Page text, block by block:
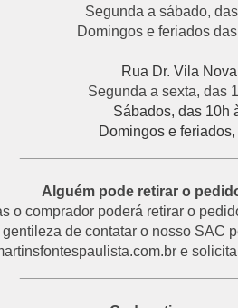
Segunda a sábado,
Domingos e feriados
Rua Dr. Vila
Segunda a sexta, das
Sábados, das 10h
Domingos e
Alguém pode retirar o
o comprador poderá retirar o
de contatar o nosso SAC
e